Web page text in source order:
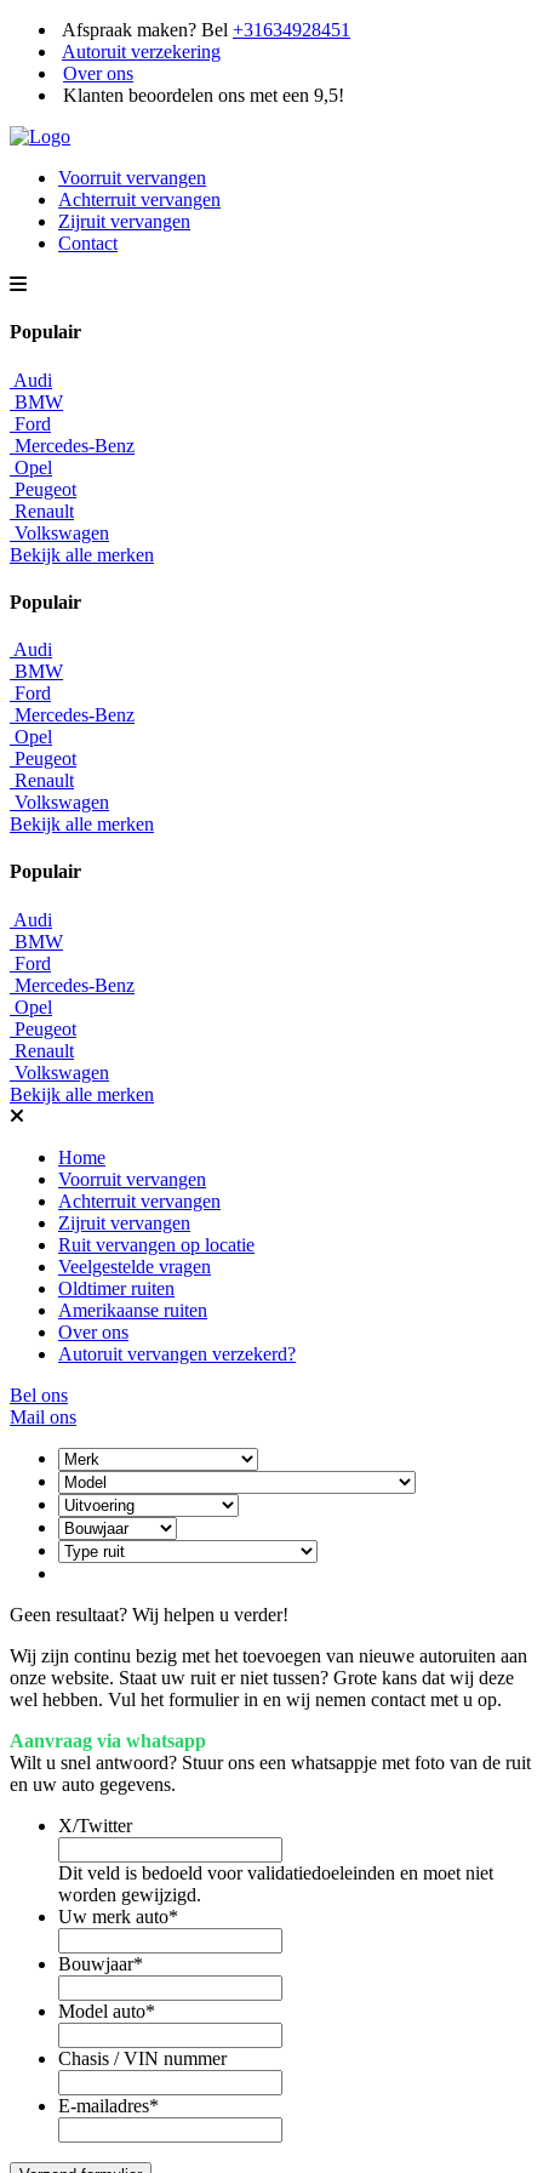
Afspraak maken? Bel +31634928451
Autoruit verzekering
Over ons
Klanten beoordelen ons met een 9,5!
Voorruit vervangen
Achterruit vervangen
Zijruit vervangen
Contact
Populair
Audi
BMW
Ford
Mercedes-Benz
Opel
Peugeot
Renault
Volkswagen
Bekijk alle merken
Populair
Audi
BMW
Ford
Mercedes-Benz
Opel
Peugeot
Renault
Volkswagen
Bekijk alle merken
Populair
Audi
BMW
Ford
Mercedes-Benz
Opel
Peugeot
Renault
Volkswagen
Bekijk alle merken
Home
Voorruit vervangen
Achterruit vervangen
Zijruit vervangen
Ruit vervangen op locatie
Veelgestelde vragen
Oldtimer ruiten
Amerikaanse ruiten
Over ons
Autoruit vervangen verzekerd?
Bel ons
Mail ons
Geen resultaat? Wij helpen u verder!
Wij zijn continu bezig met het toevoegen van nieuwe autoruiten aan
onze website. Staat uw ruit er niet tussen? Grote kans dat wij deze
wel hebben. Vul het formulier in en wij nemen contact met u op.
Aanvraag via whatsapp
Wilt u snel antwoord? Stuur ons een whatsappje met foto van de ruit
en uw auto gegevens.
X/Twitter
Dit veld is bedoeld voor validatiedoeleinden en moet niet
worden gewijzigd.
Uw merk auto*
Bouwjaar*
Model auto*
Chasis / VIN nummer
E-mailadres*